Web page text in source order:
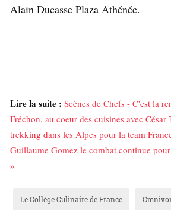
Alain Ducasse Plaza Athénée.
Lire la suite : Scènes de Chefs - C'est la
Fréchon, au coeur des cuisines avec
trekking dans les Alpes pour la team
Guillaume Gomez le combat continue
»
Le Collège Culinaire de France